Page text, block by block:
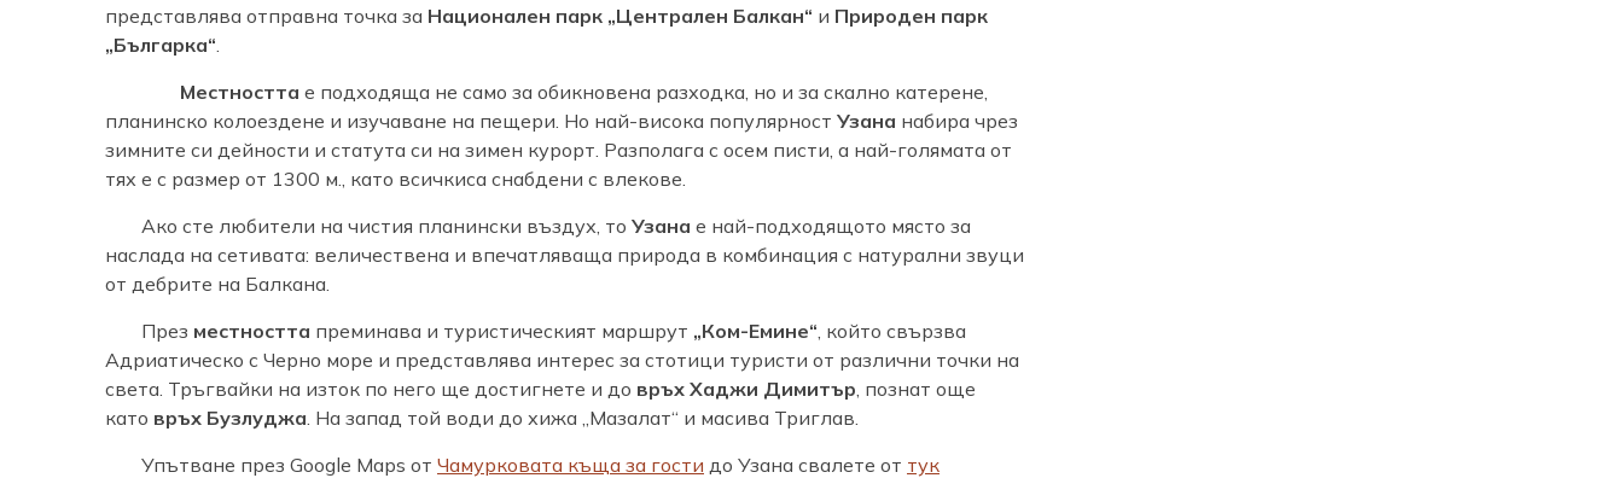
представлява отправна точка за Национален парк „Централен Балкан“ и Природен парк
„Българка“.
Местността е подходяща не само за обикновена разходка, но и за скално катерене,
планинско колоездене и изучаване на пещери. Но най-висока популярност Узана набира чрез
зимните си дейности и статута си на зимен курорт. Разполага с осем писти, а най-голямата от
тях е с размер от 1300 м., като всичкиса снабдени с влекове.
Ако сте любители на чистия планински въздух, то Узана е най-подходящото място за
наслада на сетивата: величествена и впечатляваща природа в комбинация с натурални звуци
от дебрите на Балкана.
През местността преминава и туристическият маршрут „Ком-Емине“, който свързва
Адриатическо с Черно море и представлява интерес за стотици туристи от различни точки на
света. Тръгвайки на изток по него ще достигнете и до връх Хаджи Димитър, познат още
като връх Бузлуджа. На запад той води до хижа „Мазалат“ и масива Триглав.
Упътване през Google Maps от Чамурковата къща за гости до Узана свалете от тук